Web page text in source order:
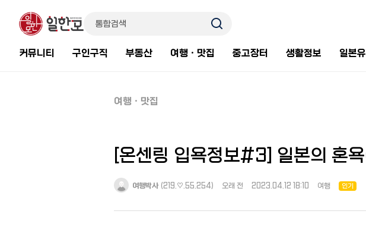
커뮤니티 구인구직 부동산 여행ㆍ맛집 중고장터 생활정보 일본
여행ㆍ맛집
[온센링 입욕정보#3] 일본의 혼
여행박사 (219.♡.55.254) 오래 전 2023.04.12 18:10 여행 인기